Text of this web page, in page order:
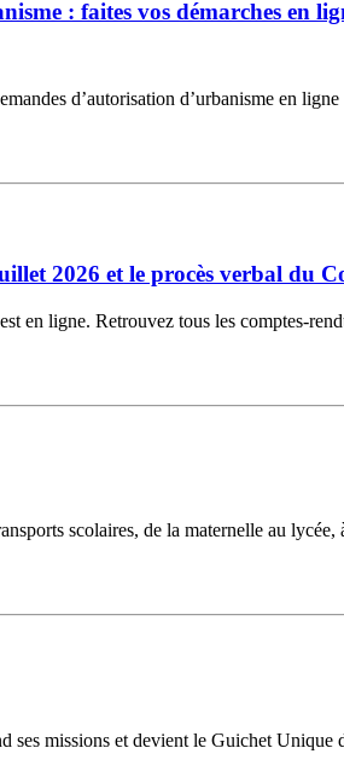
: faites vos démarches en
d’autorisation d’urbanisme en
2026 et le procès verbal du
en ligne. Retrouvez tous les comptes-
scolaires, de la maternelle au
ses missions et devient le Guichet